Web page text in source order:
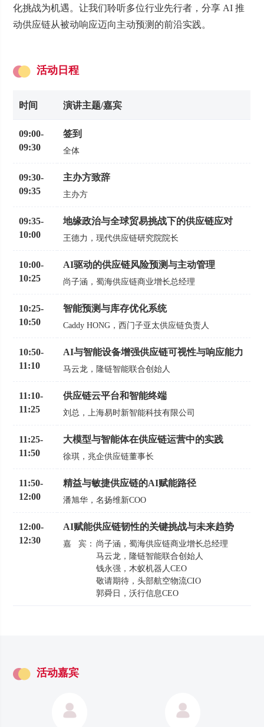
化挑战为机遇。让我们聆听多位行业先行者，分享 AI 推
动供应链从被动响应迈向主动预测的前沿实践。
活动日程
时间 演讲主题/嘉宾
09:00-
09:30
签到
全体
09:30-
09:35
主办方致辞
主办方
09:35-
10:00
地缘政治与全球贸易挑战下的供应链应对
王德力 现代供应链研究院院长
10:00-
10:25
AI驱动的供应链风险预测与主动管理
尚子涵 蜀海供应链商业增长总经理
10:25-
10:50
智能预测与库存优化系统
Caddy HONG 西门子亚太供应链负责人
10:50-
11:10
AI与智能设备增强供应链可视性与响应能力
马云龙 隆链智能联合创始人
11:10-
11:25
供应链云平台和智能终端
刘总 上海易时新智能科技有限公司
11:25-
11:50
大模型与智能体在供应链运营中的实践
徐琪 兆企供应链董事长
11:50-
12:00
精益与敏捷供应链的AI赋能路径
潘旭华 名扬维新COO
12:00-
12:30
AI赋能供应链韧性的关键挑战与未来趋势
嘉 宾： 尚子涵
蜀海供应链商业增长总经理
马云龙
隆链智能联合创始人
钱永强
木蚁机器人CEO
敬请期待
头部航空物流CIO
郭舜日
沃行信息CEO
活动嘉宾